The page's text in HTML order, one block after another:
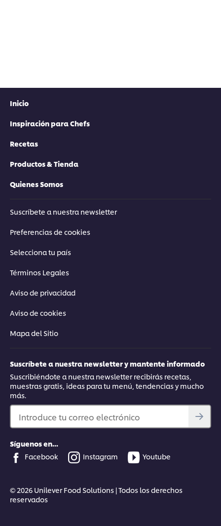
Inicio
Inspiración para Chefs
Recetas
Productos & Tienda
Quienes Somos
Suscríbete a nuestra newsletter
Preferencias de cookies
Selecciona tu país
Términos Legales
Aviso de privacidad
Aviso de cookies
Mapa del Sitio
Suscríbete a nuestra newsletter y mantente informado
Suscribiéndote a nuestra newsletter recibirás recetas,
muestras gratis, ideas para tu menú, tendencias y mucho
más.
Introduce tu correo electrónico
Síguenos en...
Facebook
Instagram Youtube
© 2026 Unilever Food Solutions | Todos los derechos
reservados